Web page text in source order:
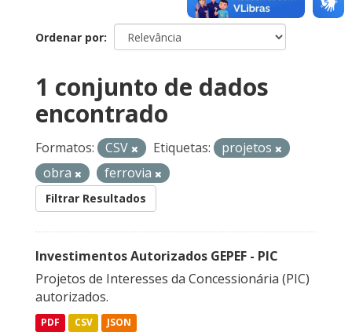
Ordenar por
1 conjunto de dados
encontrado
Formatos: CSV Etiquetas:
projetos
obra
ferrovia
Filtrar Resultados
Investimentos Autorizados GEPEF - PIC
Projetos de Interesses da Concessionária (PIC)
autorizados.
PDF CSV JSON